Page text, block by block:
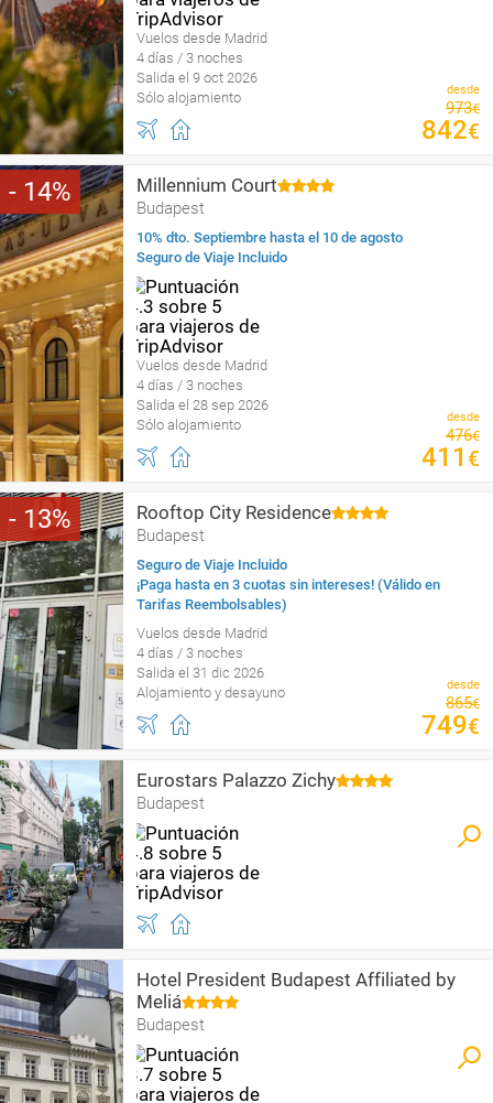
Vuelos desde Madrid
4 días / 3 noches
Salida el 9 oct 2026
Sólo alojamiento
desde
973€
842€
14 Millennium Court
Budapest
10% dto. Septiembre hasta el 10 de agosto
Seguro de Viaje Incluido
Vuelos desde Madrid
4 días / 3 noches
Salida el 28 sep 2026
Sólo alojamiento
desde
476€
411 €
13 Rooftop City Residence
Budapest
Seguro de Viaje Incluido
¡Paga hasta en 3 cuotas sin intereses! (Válido en
Tarifas Reembolsables)
Vuelos desde Madrid
4 días / 3 noches
Salida el 31 dic 2026
Alojamiento y desayuno
desde
865€
749€
Eurostars Palazzo Zichy
Budapest
Hotel President Budapest Affiliated by
Meliá
Budapest